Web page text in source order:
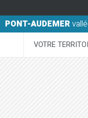
PONT-AUDEMER
VOTRE